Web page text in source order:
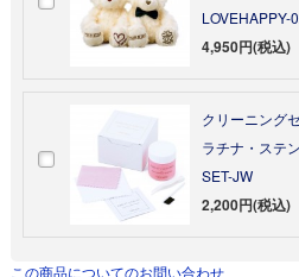
LOVEHAPPY-
4,950円(税込)
クリーニング
ラチナ・ステ
SET-JW
2,200円(税込)
この商品についてのお問い合わせ